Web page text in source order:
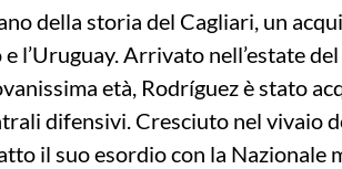
della storia del Cagliari, un
l’Uruguay. Arrivato nell’estate
età, Rodríguez è stato
difensivi. Cresciuto nel vivaio
il suo esordio con la Nazionale